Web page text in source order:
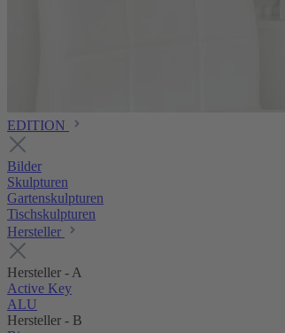
EDITION
Bilder
Skulpturen
Gartenskulpturen
Tischskulpturen
Hersteller
Hersteller - A
Active Key
ALU
Hersteller - B